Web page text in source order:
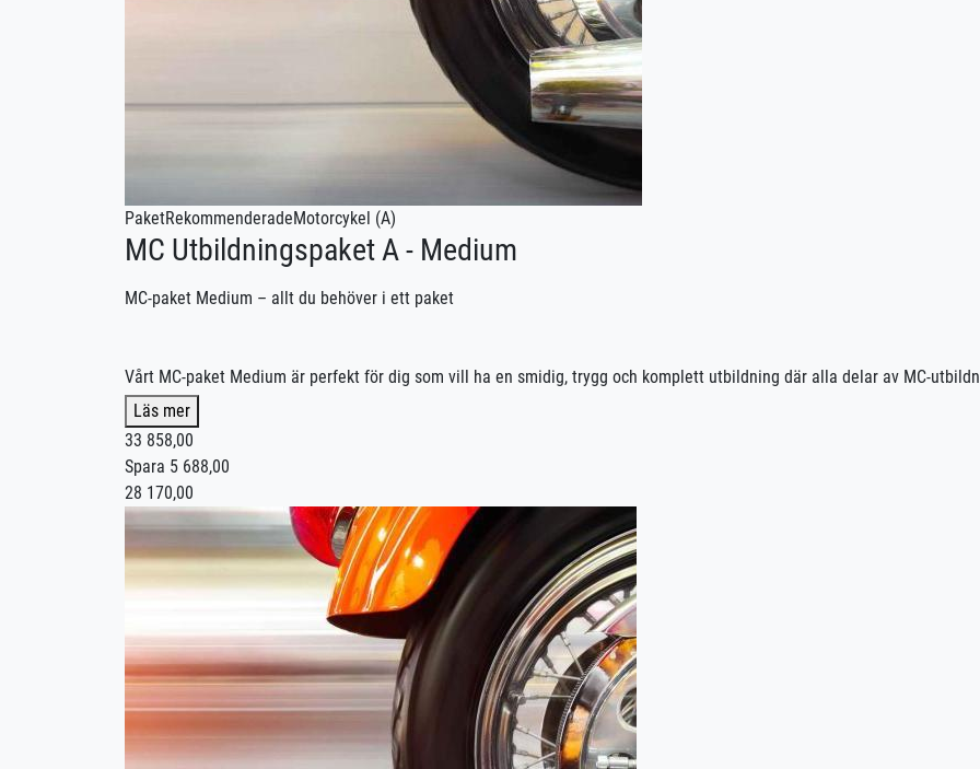
PaketRekommenderadeMotorcykel (A)
MC Utbildningspaket A - Medium
MC-paket Medium – allt du behöver i ett paket
Vårt MC-paket Medium är perfekt för dig som vill ha en smidig, trygg och komplett utbildning där alla delar av MC-
Vi hjälper dig hela vägen – från första körpasset till färdig utbildning. Vi sköter bokningar och planering, och om du
vill komma i mål snabbare. Du väljer tempot – vi anpassar upplägget efter dina mål och förutsättningar.
Detta ingår i MC-paket Medium:
🏍️ 12 st manövreringspass á 50 minuter
🏍️ 4 st trafiklektioner á 100 minuter
🏍️ 150 minuter landsvägskörning
📘 Riskutbildning del 1 (Riskettan)
⚠️ Riskutbildning del 2 (Risktvåan)
✅ Utbildningskontroll
💻 1 månads digital teori
Ett MC-paket med allt som krävs för att du ska nå ditt mål – tryggt, effektivt och på dina villkor.
Läs mer
33 858,00
Spara 5 688,00
28 170,00